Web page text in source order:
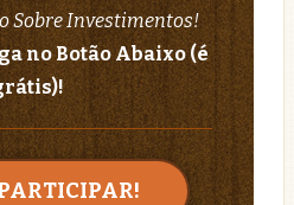
Sobre Investimentos!
no Botão Abaixo (é